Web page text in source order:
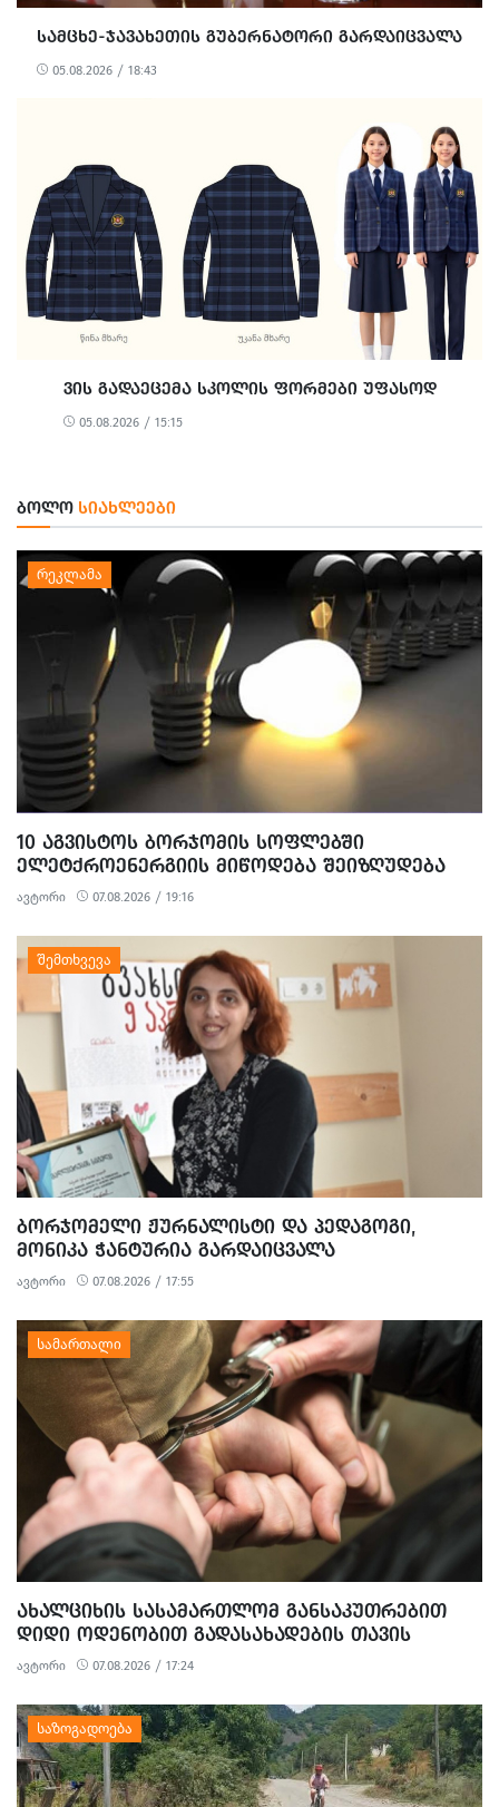
ᲡᲐᲛᲪᲮᲔ-ᲯᲐᲕᲐᲮᲔᲗᲘᲡ ᲒᲣᲑᲔᲠᲜᲐᲢᲝᲠᲘ ᲒᲐᲠᲓᲐᲘᲪᲕᲐᲚᲐ
05.08.2026 / 18:43
ᲕᲘᲡ ᲒᲐᲓᲐᲔᲪᲔᲛᲐ ᲡᲙᲝᲚᲘᲡ ᲤᲝᲠᲛᲔᲑᲘ ᲣᲤᲐᲡᲝᲓ
05.08.2026 / 15:15
ᲑᲝᲚᲝ ᲡᲘᲐᲮᲚᲔᲔᲑᲘ
10 ᲐᲒᲕᲘᲡᲢᲝᲡ ᲑᲝᲠᲯᲝᲛᲘᲡ ᲡᲝᲤᲚᲔᲑᲨᲘ
ᲔᲚᲔᲢᲥᲠᲝᲔᲜᲔᲠᲒᲘᲘᲡ ᲛᲘᲬᲝᲓᲔᲑᲐ ᲨᲔᲘᲖᲦᲣᲓᲔᲑᲐ
ავტორი 07.08.2026 / 19:16
ᲑᲝᲠᲯᲝᲛᲔᲚᲘ ᲟᲣᲠᲜᲐᲚᲘᲡᲢᲘ ᲓᲐ ᲞᲔᲓᲐᲒᲝᲒᲘ,
ᲛᲝᲜᲘᲙᲐ ᲭᲐᲜᲢᲣᲠᲘᲐ ᲒᲐᲠᲓᲐᲘᲪᲕᲐᲚᲐ
ავტორი 07.08.2026 / 17:55
ᲐᲮᲐᲚᲪᲘᲮᲘᲡ ᲡᲐᲡᲐᲛᲐᲠᲗᲚᲝᲛ ᲒᲐᲜᲡᲐᲙᲣᲗᲠᲔᲑᲘᲗ
ᲓᲘᲓᲘ ᲝᲓᲔᲜᲝᲑᲘᲗ ᲒᲐᲓᲐᲡᲐᲮᲐᲓᲔᲑᲘᲡ ᲗᲐᲕᲘᲡ
ᲐᲠᲘᲓᲔᲑᲘᲡ, ᲓᲘᲓᲘ ᲝᲓᲔᲜᲝᲑᲘᲗ ᲗᲐᲦᲚᲘᲗᲝᲑᲘᲡ
ᲛᲪᲓᲔᲚᲝᲑᲘᲡ ᲓᲐ ᲛᲝᲢᲧᲣᲔᲑᲘᲗ ᲥᲝᲜᲔᲑᲠᲘᲕᲘ
ᲓᲐᲖᲘᲐᲜᲔᲑᲘᲡ ᲤᲐᲥᲢᲔᲑᲖᲔ 1 ᲞᲘᲠᲘ ᲓᲐᲛᲜᲐᲨᲐᲕᲔᲓ ᲪᲜᲝ
ავტორი 07.08.2026 / 17:24